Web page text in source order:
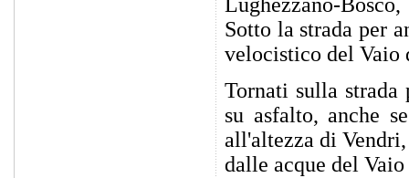
Sotto la strada per
velocistico del
Tornati sulla strada
su asfalto, anche
all'altezza di
dalle acque del